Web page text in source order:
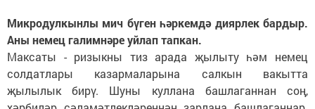
Микродулкынлы мич бүген һәркемдә диярлек бардыр.
Аны немец галимнәре уйлап тапкан.
Максаты - ризыкны тиз арада җылыту һәм немец
солдатлары казармаларына салкын вакытта
җылылык бирү. Шуны куллана башлаганнан соң,